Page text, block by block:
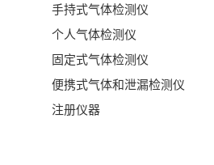
手持式气体检测仪
个人气体检测仪
固定式气体检测仪
便携式气体和泄漏检测仪
注册仪器